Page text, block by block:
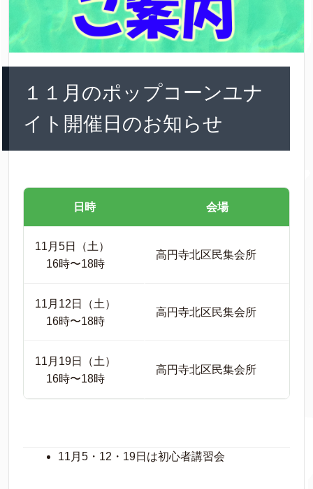
１１月のポップコーンユナ
イト開催日のお知らせ
日時 会場
11月5日（土）
16時〜18時
高円寺北区民集会所
11月12日（土）
16時〜18時
高円寺北区民集会所
11月19日（土）
16時〜18時
高円寺北区民集会所
11月5・12・19日は初心者講習会